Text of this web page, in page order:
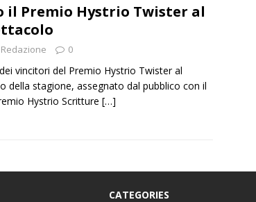
il Premio Hystrio Twister al
Redazione 0
vincitori del Premio Hystrio Twister al
della stagione, assegnato dal pubblico con il
Hystrio Scritture […]
CATEGORIES